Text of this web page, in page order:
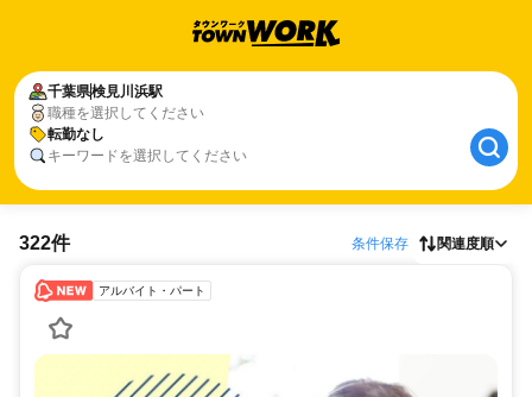
千葉県検見川浜駅
職種を選択してください
転勤なし
キーワードを選択してください
322件 条件保存 関連度順
アルバイト・パート